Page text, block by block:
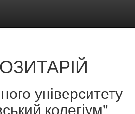
університету
колегіум"